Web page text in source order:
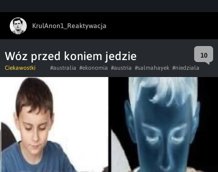
KrulAnon1_Reaktywacja
Wóz przed koniem jedzie 10
Ciekawostki #australia #ekonomia #austria #salmahayek #niedziala